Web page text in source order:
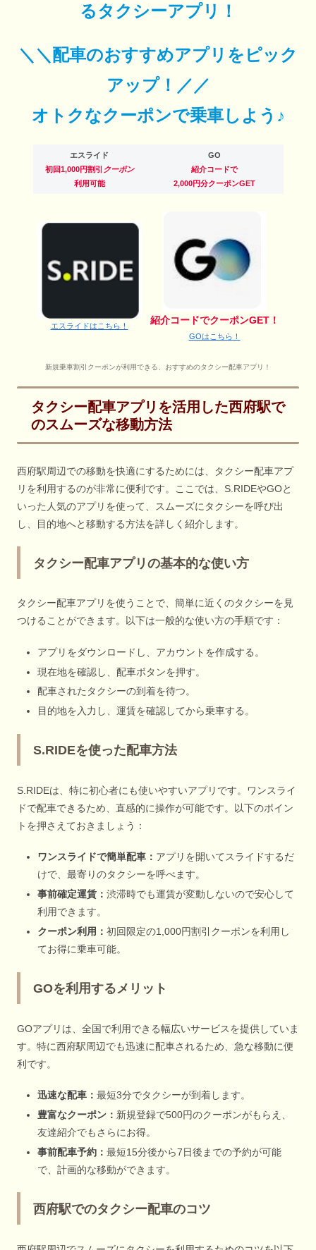
るタクシーアプリ！
＼＼配車のおすすめアプリをピック
アップ！／／
オトクなクーポンで乗車しよう♪
エスライド
初回1,000円割引 クーポン
利用可能
GO
紹介コードで
2,000円分クーポンGET
エスライドはこちら！
紹介コードでクーポンGET！
GOはこちら！
新規乗車割引クーポンが利用できる、おすすめのタクシー配車アプリ！
タクシー配車アプリを活用した西府駅で
のスムーズな移動方法
西府駅周辺での移動を快適にするためには、タクシー配車アプ
リを利用するのが非常に便利です。ここでは、S.RIDEやGOと
いった人気のアプリを使って、スムーズにタクシーを呼び出
し、目的地へと移動する方法を詳しく紹介します。
タクシー配車アプリの基本的な使い方
タクシー配車アプリを使うことで、簡単に近くのタクシーを見
つけることができます。以下は一般的な使い方の手順です：
アプリをダウンロードし、アカウントを作成する。
現在地を確認し、配車ボタンを押す。
配車されたタクシーの到着を待つ。
目的地を入力し、運賃を確認してから乗車する。
S.RIDEを使った配車方法
S.RIDEは、特に初心者にも使いやすいアプリです。ワンスライ
ドで配車できるため、直感的に操作が可能です。以下のポイン
トを押さえておきましょう：
ワンスライドで簡単配車： アプリを開いてスライドするだ
けで、最寄りのタクシーを呼べます。
事前確定運賃： 渋滞時でも運賃が変動しないので安心して
利用できます。
クーポン利用： 初回限定の1,000円割引クーポンを利用し
てお得に乗車可能。
GOを利用するメリット
GOアプリは、全国で利用できる幅広いサービスを提供していま
す。特に西府駅周辺でも迅速に配車されるため、急な移動に便
利です。
迅速な配車： 最短3分でタクシーが到着します。
豊富なクーポン： 新規登録で500円のクーポンがもらえ、
友達紹介でもさらにお得。
事前配車予約： 最短15分後から7日後までの予約が可能
で、計画的な移動ができます。
西府駅でのタクシー配車のコツ